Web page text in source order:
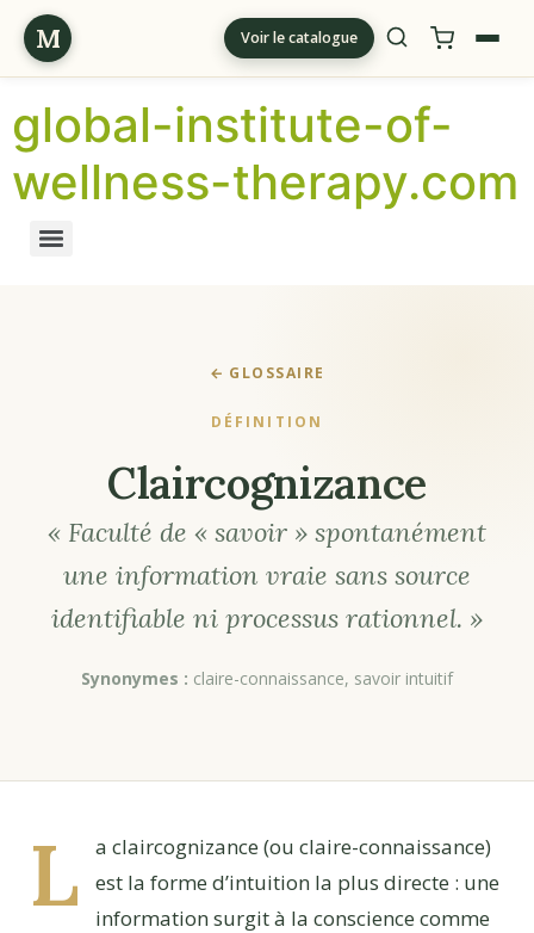
M Voir le catalogue
global-institute-of-
wellness-therapy.com
← GLOSSAIRE
DÉFINITION
Claircognizance
« Faculté de « savoir » spontanément
une information vraie sans source
identifiable ni processus rationnel. »
Synonymes : claire-connaissance, savoir intuitif
L
a claircognizance (ou claire-connaissance)
est la forme d’intuition la plus directe : une
information surgit à la conscience comme